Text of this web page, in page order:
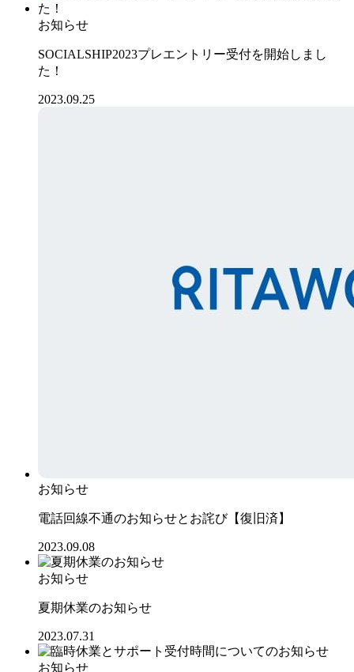
お知らせ
SOCIALSHIP2023プレエントリー受付を開始しまし
た！
2023.09.25
お知らせ
電話回線不通のお知らせとお詫び【復旧済】
2023.09.08
お知らせ
夏期休業のお知らせ
2023.07.31
お知らせ